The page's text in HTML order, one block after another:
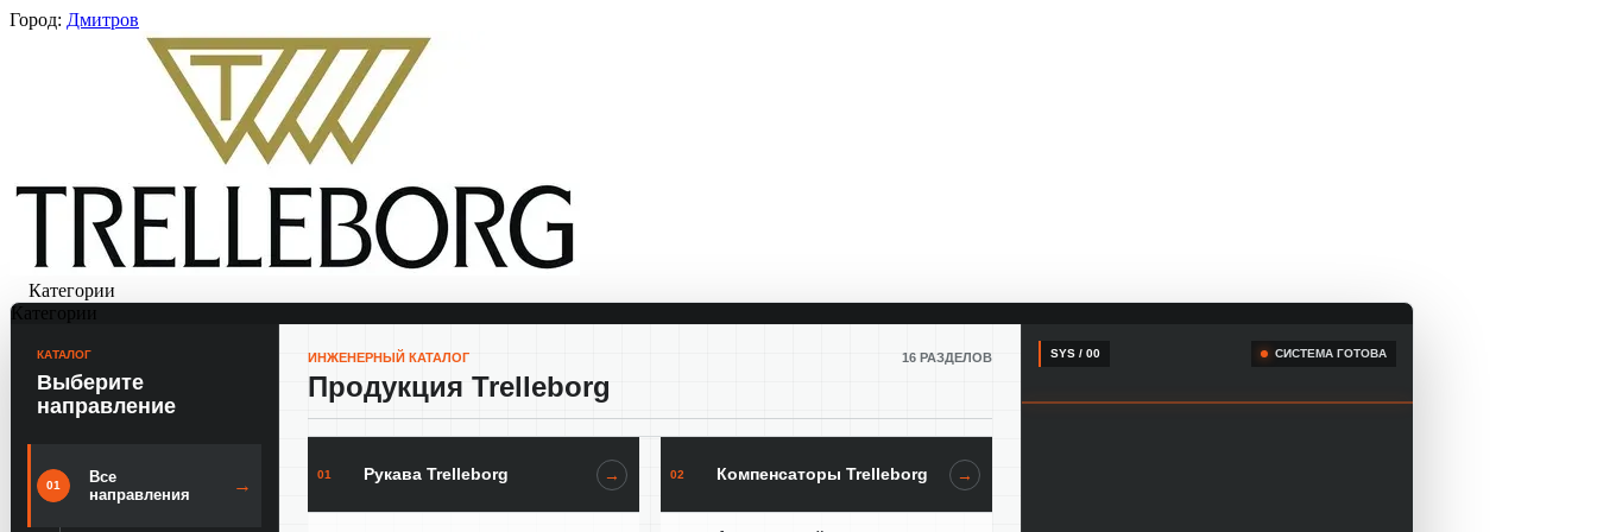
Город: Дмитров
Категории
Категории
КАТАЛОГ
Выберите
направление
01
Все
направления
→
ИНЖЕНЕРНЫЙ КАТАЛОГ
Продукция Trelleborg
16 РАЗДЕЛОВ
01 Рукава Trelleborg → 02 Компенсаторы Trelleborg →
SYS / 00 СИСТЕМА ГОТОВА